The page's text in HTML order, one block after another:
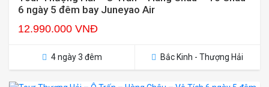
6 ngày 5 đêm bay Juneyao Air
12.990.000 VNĐ
4 ngày 3 đêm Bắc Kinh - Thượng Hải